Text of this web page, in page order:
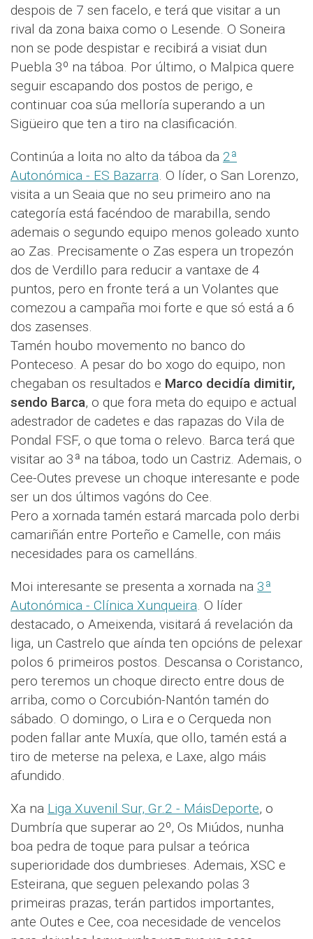
despois de 7 sen facelo, e terá que visitar a un
rival da zona baixa como o Lesende. O Soneira
non se pode despistar e recibirá a visiat dun
Puebla 3º na táboa. Por último, o Malpica quere
seguir escapando dos postos de perigo, e
continuar coa súa melloría superando a un
Sigüeiro que ten a tiro na clasificación.
Continúa a loita no alto da táboa da 2ª
Autonómica - ES Bazarra . O líder, o San Lorenzo,
visita a un Seaia que no seu primeiro ano na
categoría está facéndoo de marabilla, sendo
ademais o segundo equipo menos goleado xunto
ao Zas. Precisamente o Zas espera un tropezón
dos de Verdillo para reducir a vantaxe de 4
puntos, pero en fronte terá a un Volantes que
comezou a campaña moi forte e que só está a 6
dos zasenses.
Tamén houbo movemento no banco do
Ponteceso. A pesar do bo xogo do equipo, non
chegaban os resultados e Marco decidía dimitir,
sendo Barca, o que fora meta do equipo e actual
adestrador de cadetes e das rapazas do Vila de
Pondal FSF, o que toma o relevo. Barca terá que
visitar ao 3ª na táboa, todo un Castriz. Ademais, o
Cee-Outes prevese un choque interesante e pode
ser un dos últimos vagóns do Cee.
Pero a xornada tamén estará marcada polo derbi
camariñán entre Porteño e Camelle, con máis
necesidades para os camelláns.
Moi interesante se presenta a xornada na 3ª
Autonómica - Clínica Xunqueira . O líder
destacado, o Ameixenda, visitará á revelación da
liga, un Castrelo que aínda ten opcións de pelexar
polos 6 primeiros postos. Descansa o Coristanco,
pero teremos un choque directo entre dous de
arriba, como o Corcubión-Nantón tamén do
sábado. O domingo, o Lira e o Cerqueda non
poden fallar ante Muxía, que ollo, tamén está a
tiro de meterse na pelexa, e Laxe, algo máis
afundido.
Xa na Liga Xuvenil Sur, Gr.2 - MáisDeporte, o
Dumbría que superar ao 2º, Os Miúdos, nunha
boa pedra de toque para pulsar a teórica
superioridade dos dumbrieses. Ademais, XSC e
Esteirana, que seguen pelexando polas 3
primeiras prazas, terán partidos importantes,
ante Outes e Cee, coa necesidade de vencelos